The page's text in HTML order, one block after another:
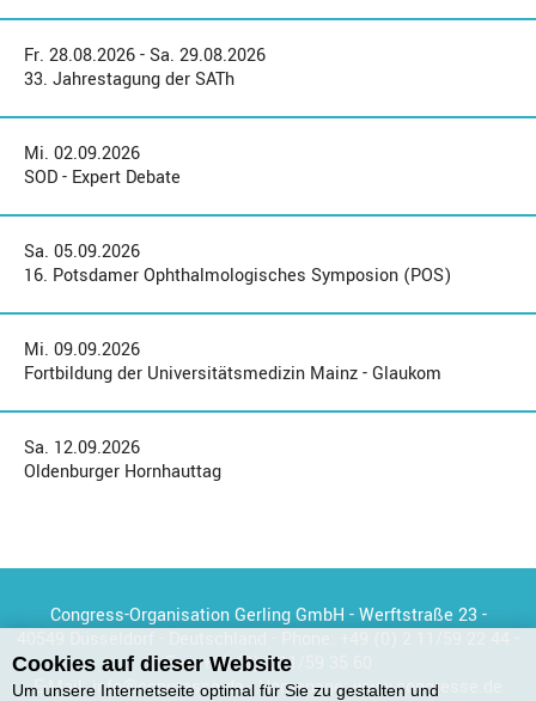
Fr. 28.08.2026 - Sa. 29.08.2026
33. Jahrestagung der SATh
Mi. 02.09.2026
SOD - Expert Debate
Sa. 05.09.2026
16. Potsdamer Ophthalmologisches Symposion (POS)
Mi. 09.09.2026
Fortbildung der Universitätsmedizin Mainz - Glaukom
Sa. 12.09.2026
Oldenburger Hornhauttag
Congress-Organisation Gerling GmbH - Werftstraße 23 -
Fax:+49 (0) 2 11/59 35 60
E-Mail:info@congresse.de- Homepage:www.congresse.de
Cookies auf dieser Website
Um unsere Internetseite optimal für Sie zu gestalten und